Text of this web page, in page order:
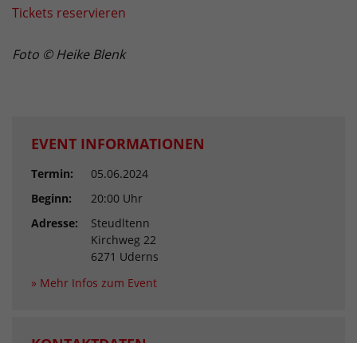
Tickets reservieren
Foto © Heike Blenk
EVENT INFORMATIONEN
Termin:
05.06.2024
Beginn:
20:00 Uhr
Adresse:
Steudltenn
Kirchweg 22
6271 Uderns
» Mehr Infos zum Event